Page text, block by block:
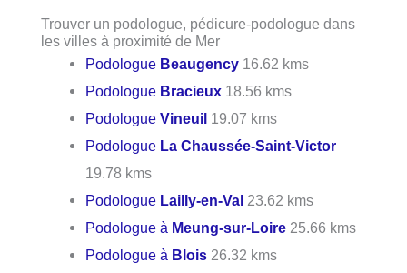
Trouver un podologue, pédicure-podologue dans
les villes à proximité de Mer
Podologue Beaugency 16.62 kms
Podologue Bracieux 18.56 kms
PodologueVineuil 19.07 kms
Podologue La Chaussée-Saint-Victor
19.78 kms
Podologue Lailly-en-Val 23.62 kms
Podologue à Meung-sur-Loire 25.66 kms
Podologue à Blois 26.32 kms